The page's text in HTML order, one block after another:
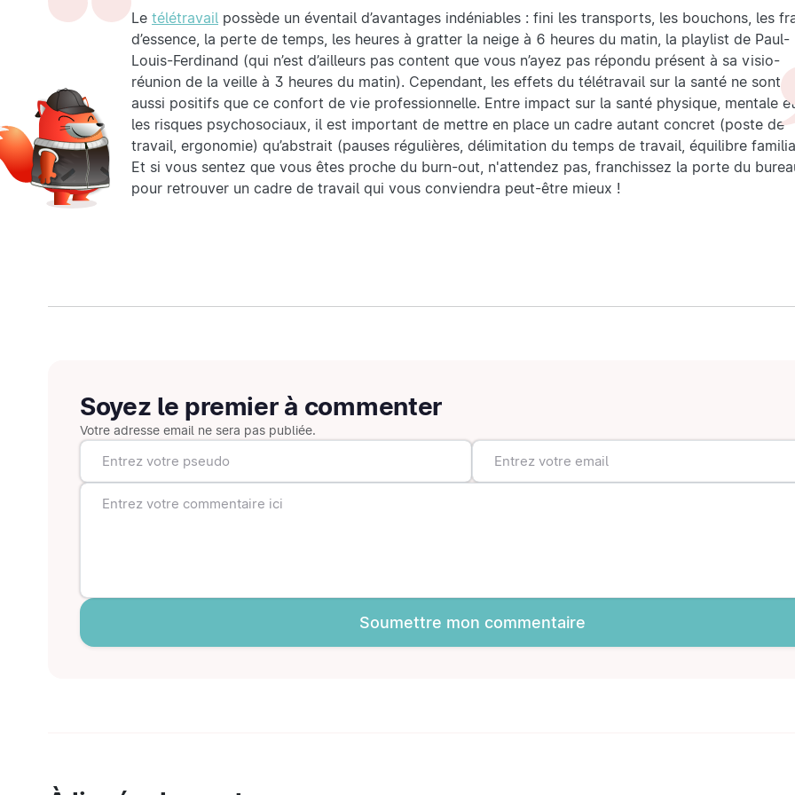
Le télétravail possède un éventail d’avantages indéniables : fini les transports, les bouchons, les
d’essence, la perte de temps, les heures à gratter la neige à 6 heures du matin, la playlist de Paul-
Louis-Ferdinand (qui n’est d’ailleurs pas content que vous n’ayez pas répondu présent à sa visio-
réunion de la veille à 3 heures du matin). Cependant, les effets du télétravail sur la santé ne sont
aussi positifs que ce confort de vie professionnelle. Entre impact sur la santé physique, mentale et
les risques psychosociaux, il est important de mettre en place un cadre autant concret (poste de
travail, ergonomie) qu’abstrait (pauses régulières, délimitation du temps de travail, équilibre
Et si vous sentez que vous êtes proche du burn-out, n'attendez pas, franchissez la porte du
pour retrouver un cadre de travail qui vous conviendra peut-être mieux !
Soyez le premier à commenter
Votre adresse email ne sera pas publiée.
Soumettre mon commentaire